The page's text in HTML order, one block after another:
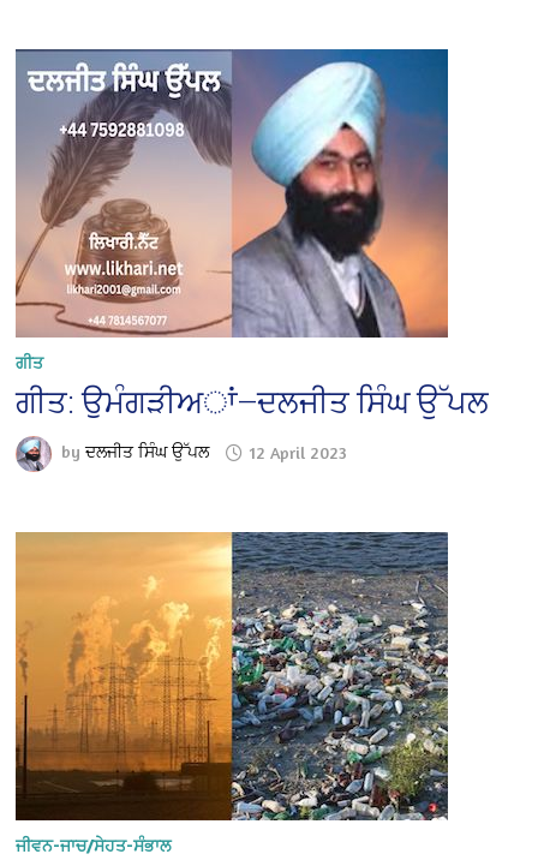
ਗੀਤ
ਗੀਤ: ਉਮੰਗੜੀਅਾਂ—ਦਲਜੀਤ ਸਿੰਘ ਉੱਪਲ
byਦਲਜੀਤ ਸਿੰਘ ਉੱਪਲ 12 April 2023
ਜੀਵਨ-ਜਾਚ/ਸੇਹਤ-ਸੰਭਾਲ